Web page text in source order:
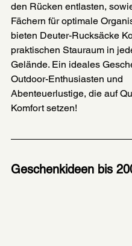
den Rücken entlasten,
Fächern für optimale
bieten Deuter-Rucksäcke
praktischen Stauraum in
Gelände. Ein ideales
Outdoor-Enthusiasten und
Abenteuerlustige, die auf
Komfort setzen!
Geschenkideen bis